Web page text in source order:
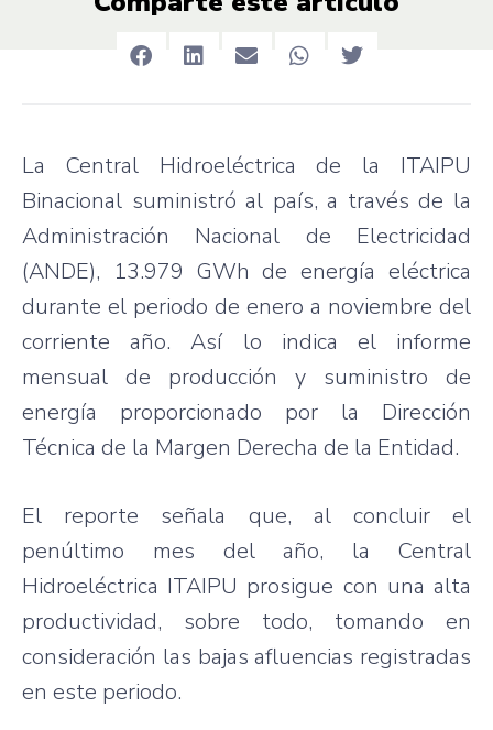
La Central Hidroeléctrica de la ITAIPU
Binacional suministró al país, a través de la
Administración Nacional de Electricidad
(ANDE), 13.979 GWh de energía eléctrica
durante el periodo de enero a noviembre del
corriente año. Así lo indica el informe
mensual de producción y suministro de
energía proporcionado por la Dirección
Técnica de la Margen Derecha de la Entidad.
El reporte señala que, al concluir el
penúltimo mes del año, la Central
Hidroeléctrica ITAIPU prosigue con una alta
productividad, sobre todo, tomando en
consideración las bajas afluencias registradas
en este periodo.